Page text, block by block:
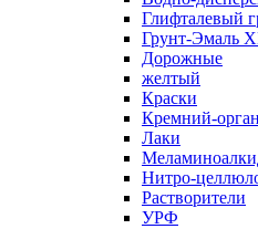
Глифталевый
Грунт-Эмаль
Дорожные
желтый
Краски
Кремний-
Лаки
Нитро-
Растворители
УРФ